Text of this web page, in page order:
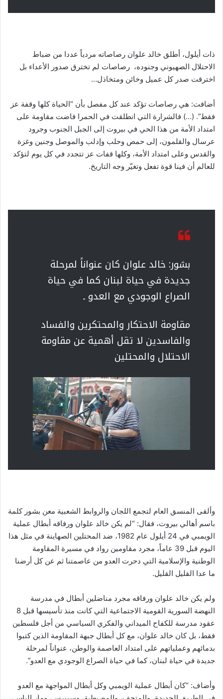
ذات أيلول، أطلق خالد علوان رصاصاته مردياً عددا من ضباط
الاحتلال الصهيوني وجنوده، رصاصات لم تخترق صدور الأعداء بل
اخترقت صدر كل عميل وخائن ومتخاذل…
أضافت: هي رصاصات تؤكد عند كل مفصل بأن “الحياة كلها وقفة عز
فقط”. (…) فالشرارة التي انطلقت في الحمرا فاضت مقاومة على
امتداد الأمة من هذا الحي في بيروت إلى الجبل الجنوب وجرود
عرسال والقلمون، إلى حمص وحلب وإدلب والموصل وجنين وغزة
والقدس وعلى امتداد الأمة، وكلها قفات عز تتجدد في كل يوم لتؤكد
للعالم أن فينا قوة تفعل وتغيّر وجه التاريخ.
بشور: خالد علوان كان عنواناً لمرحلة
جديدة في حياة لبنان كما في حياة
الصراع الوجودي مع العدو ـ
مقاومة الاحتكار والمحتكرين والفساد
والفاسدين لا تقل أهمية عن مقاومة
الاحتلال والمحتلين
وألقى المنسق العام لتجمع اللجان والروابط الشعبية معن بشور كلمة
باسم أهالي بيروت، فقال: “لم يكن خالد علوان ورفاقه أبطال عملية
الويمبي في 24 أيلول عام 1982، ضد المحتلين الصهاينة في مثل هذا
اليوم قبل 39 عاماً، مجرد مقاومين رواد في مسيرة المقاومة
الوطنية والإسلامية التي دحرت العدو من عاصمتنا ثم عن كل أرضنا
ما عدا القليل القليل.
ولم يكن خالد علوان ورفاقه مجرد مناضلين أبطال في مدرسة
النهضة السورية القومية الاجتماعية التي كانت منذ تأسيسها قبل 8
عقود مدرسة للكفاح الميداني والفكري السياسي من أجل فلسطين
فقط، بل كان خالد علوان، مع كل أبطال جبهة المقاومة الذين كتبوا
بدمائهم وعملياتهم على امتداد العاصمة والوطن، عنواناً لمرحلة
جديدة في حياة لبنان، كما في حياة الصراع الوجودي مع العدو”.
وأضاف: “كان أبطال عملية الويمبي وكل أبطال المواجهة مع العدو